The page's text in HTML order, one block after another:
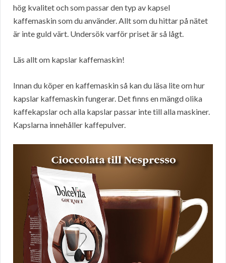
hög kvalitet och som passar den typ av kapsel
kaffemaskin som du använder. Allt som du hittar på nätet
är inte guld värt. Undersök varför priset är så lågt.
Läs allt om kapslar kaffemaskin!
Innan du köper en kaffemaskin så kan du läsa lite om hur
kapslar kaffemaskin fungerar. Det finns en mängd olika
kaffekapslar och alla kapslar passar inte till alla maskiner.
Kapslarna innehåller kaffepulver.